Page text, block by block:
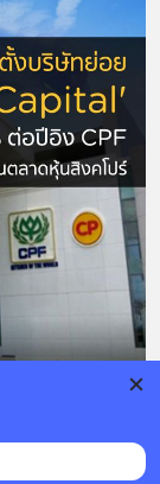
18 4